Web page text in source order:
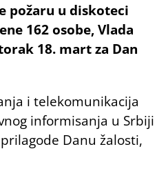
požaru u diskoteci
162 osobe, Vlada
18. mart za Dan
i telekomunikacija
informisanja u Srbiji
Danu žalosti,